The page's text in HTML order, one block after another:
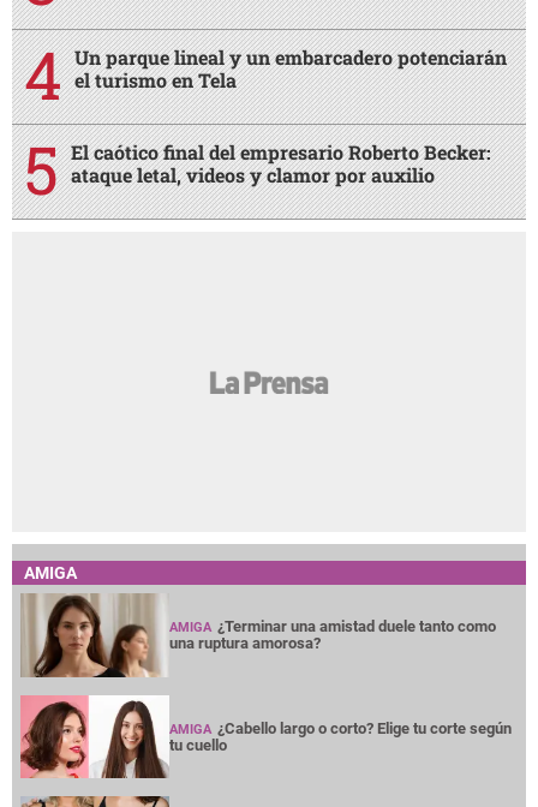
Un parque lineal y un embarcadero potenciarán
el turismo en Tela
El caótico final del empresario Roberto Becker:
ataque letal, videos y clamor por auxilio
AMIGA
AMIGA ¿Terminar una amistad duele tanto como
una ruptura amorosa?
AMIGA ¿Cabello largo o corto? Elige tu corte según
tu cuello